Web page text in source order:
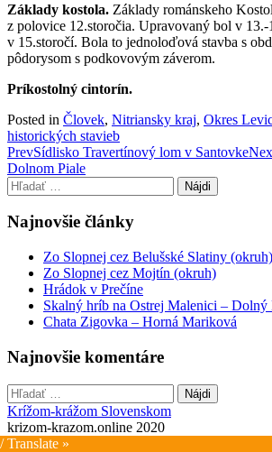
Základy kostola. Základy románskeho
z polovice 12.storočia. Upravovaný bol v
v 15.storočí. Bola to jednoloďová stavba s
pôdorysom s podkovovým záverom.
Príkostolný cintorín.
Posted in Človek, Nitriansky kraj, Okres
historických stavieb
Post
navigation
PrevSídlisko Travertínový lom v Santovke
Dolnom Piale
Hľadať:
Najnovšie články
Zo Slopnej cez Belušské Slatiny (okruh)
Zo Slopnej cez Mojtín (okruh)
Hrádok v Prečíne
Skalný hríb na Ostrej Malenici – Dolný
Chata Zigovka – Horná Mariková
Najnovšie komentáre
Hľadať:
Krížom-krážom Slovenskom
krizom-krazom.online 2020
Translate »